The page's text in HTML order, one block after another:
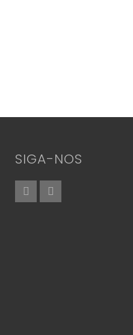
SIGA-NOS